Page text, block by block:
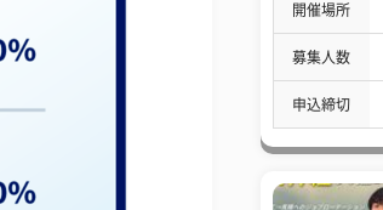
開催場所
募集人数
申込締切